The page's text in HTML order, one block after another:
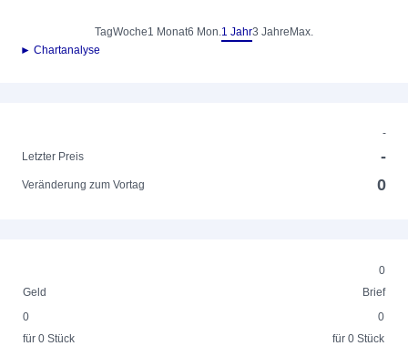
TagWoche1 Monat6 Mon.1 Jahr3 Jahre Max.
► Chartanalyse
-
Letzter Preis
-
Veränderung zum Vortag 0
0
Geld
Brief
0
für 0 Stück
0
für 0 Stück